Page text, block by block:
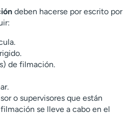
deben hacerse por escrito por
de filmación.
o supervisores que están
se lleve a cabo en el